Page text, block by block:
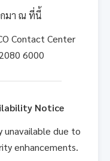
กมา ณ ที่นี้
Contact Center
6000
Notice
due to
enhancements.